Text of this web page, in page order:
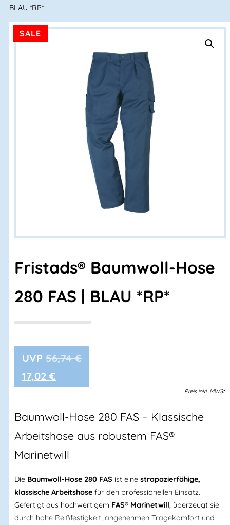
BLAU *RP*
SALE
Fristads® Baumwoll-Hose
280 FAS | BLAU *RP*
56,74€
17,02 €
Preis inkl. MWSt.
Baumwoll-Hose 280 FAS – Klassische
Arbeitshose aus robustem FAS®
Marinetwill
Die Baumwoll-Hose 280 FAS ist eine strapazierfähige,
klassische Arbeitshose für den professionellen Einsatz.
Gefertigt aus hochwertigem FAS® Marinetwill, überzeugt sie
durch hohe Reißfestigkeit, angenehmen Tragekomfort und